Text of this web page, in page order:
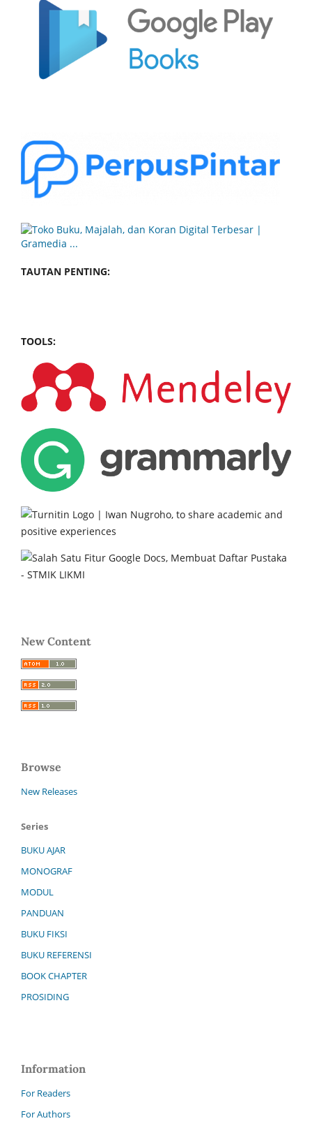
TAUTAN PENTING:
TOOLS:
New Content
Browse
New Releases
Series
BUKU AJAR
MONOGRAF
MODUL
PANDUAN
BUKU FIKSI
BUKU REFERENSI
BOOK CHAPTER
PROSIDING
Information
For Readers
For Authors